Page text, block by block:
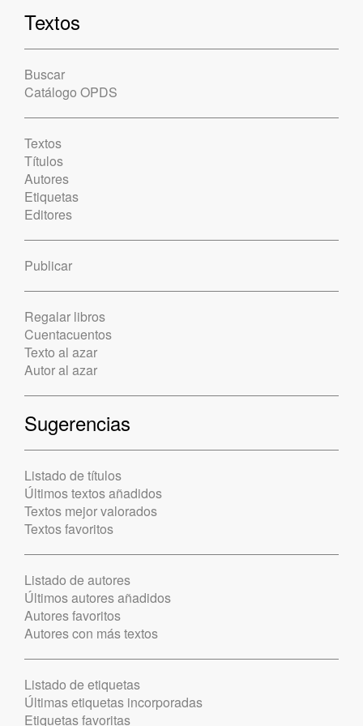
Textos
Buscar
Catálogo OPDS
Textos
Títulos
Autores
Etiquetas
Editores
Publicar
Regalar libros
Cuentacuentos
Texto al azar
Autor al azar
Sugerencias
Listado de títulos
Últimos textos añadidos
Textos mejor valorados
Textos favoritos
Listado de autores
Últimos autores añadidos
Autores favoritos
Autores con más textos
Listado de etiquetas
Últimas etiquetas incorporadas
Etiquetas favoritas